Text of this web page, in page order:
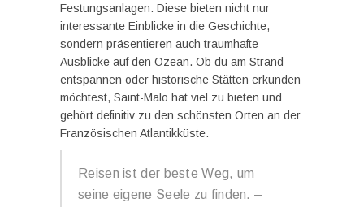
Festungsanlagen. Diese bieten nicht nur
interessante Einblicke in die Geschichte,
sondern präsentieren auch traumhafte
Ausblicke auf den Ozean. Ob du am Strand
entspannen oder historische Stätten erkunden
möchtest, Saint-Malo hat viel zu bieten und
gehört definitiv zu den schönsten Orten an der
Französischen Atlantikküste.
Reisen ist der beste Weg, um
seine eigene Seele zu finden. –